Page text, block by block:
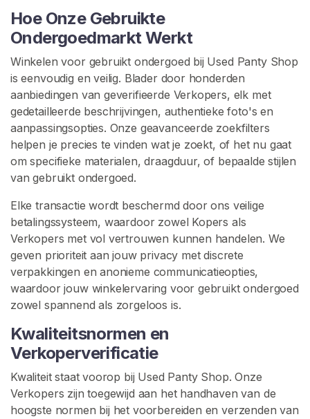
Hoe Onze Gebruikte
Ondergoedmarkt Werkt
Winkelen voor gebruikt ondergoed bij Used Panty Shop
is eenvoudig en veilig. Blader door honderden
aanbiedingen van geverifieerde Verkopers, elk met
gedetailleerde beschrijvingen, authentieke foto's en
aanpassingsopties. Onze geavanceerde zoekfilters
helpen je precies te vinden wat je zoekt, of het nu gaat
om specifieke materialen, draagduur, of bepaalde stijlen
van gebruikt ondergoed.
Elke transactie wordt beschermd door ons veilige
betalingssysteem, waardoor zowel Kopers als
Verkopers met vol vertrouwen kunnen handelen. We
geven prioriteit aan jouw privacy met discrete
verpakkingen en anonieme communicatieopties,
waardoor jouw winkelervaring voor gebruikt ondergoed
zowel spannend als zorgeloos is.
Kwaliteitsnormen en
Verkoperverificatie
Kwaliteit staat voorop bij Used Panty Shop. Onze
Verkopers zijn toegewijd aan het handhaven van de
hoogste normen bij het voorbereiden en verzenden van
l
i
p
j
e
s
G
e
b
r
i
k
t
e
O
n
d
e
r
g
o
e
d